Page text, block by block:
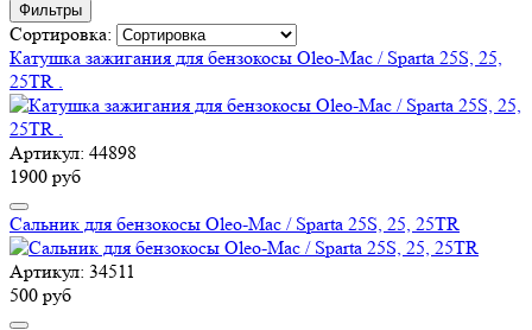
Фильтры
Сортировка:
Катушка зажигания для бензокосы Oleo-Mac / Sparta 25S, 25,
25TR .
Артикул: 44898
1900 руб
Сальник для бензокосы Oleo-Mac / Sparta 25S, 25, 25TR
Артикул: 34511
500 руб